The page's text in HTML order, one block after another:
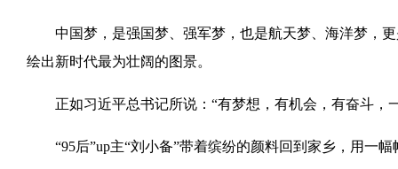
中国梦，是强国梦、强军梦，也是航天梦、海洋梦，
绘出新时代最为壮阔的图景。
正如习近平总书记所说：“有梦想，有机会，有奋斗，
“95后”up主“刘小备”带着缤纷的颜料回到家乡，用一幅